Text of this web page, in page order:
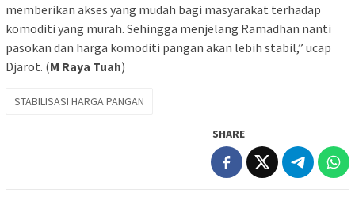
memberikan akses yang mudah bagi masyarakat terhadap
komoditi yang murah. Sehingga menjelang Ramadhan nanti
pasokan dan harga komoditi pangan akan lebih stabil,” ucap
Djarot. (M Raya Tuah)
STABILISASI HARGA PANGAN
SHARE